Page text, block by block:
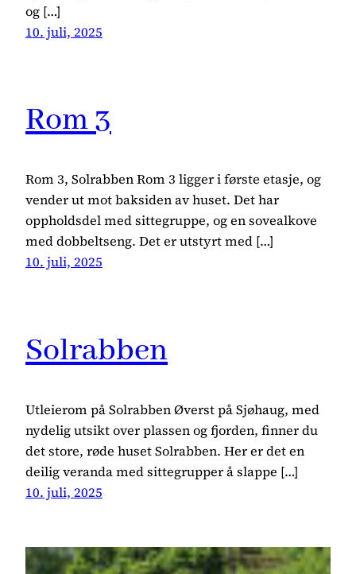
og […]
10. juli, 2025
Rom 3
Rom 3, Solrabben Rom 3 ligger i første etasje, og
vender ut mot baksiden av huset. Det har
oppholdsdel med sittegruppe, og en sovealkove
med dobbeltseng. Det er utstyrt med […]
10. juli, 2025
Solrabben
Utleierom på Solrabben Øverst på Sjøhaug, med
nydelig utsikt over plassen og fjorden, finner du
det store, røde huset Solrabben. Her er det en
deilig veranda med sittegrupper å slappe […]
10. juli, 2025